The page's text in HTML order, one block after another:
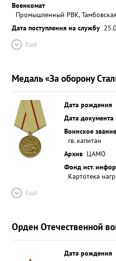
Военкомат
Промышленный РВК,
Дата поступления на службу
Ещё
Медаль «За оборону
Дата рождения
Дата документа
Воинское звание
гв. капитан
Архив ЦАМО
Фонд ист.
Картотека
Ещё
Орден Отечественной
Дата рождения